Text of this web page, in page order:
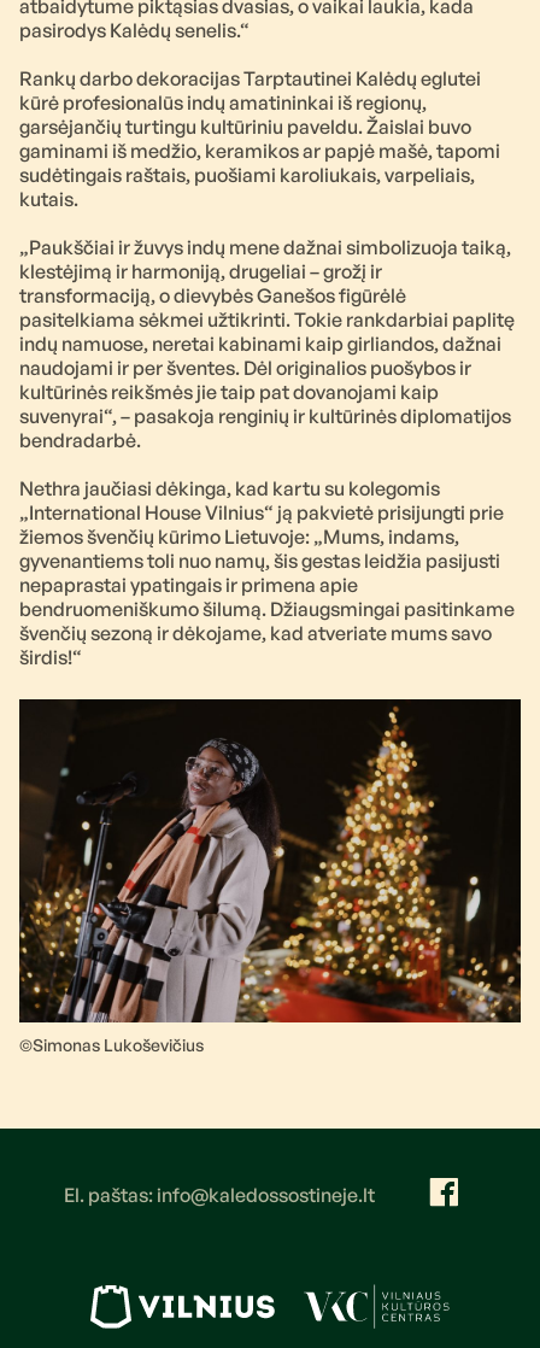
atbaidytume piktąsias dvasias, o vaikai laukia, kada
pasirodys Kalėdų senelis.“
Rankų darbo dekoracijas Tarptautinei Kalėdų eglutei
kūrė profesionalūs indų amatininkai iš regionų,
garsėjančių turtingu kultūriniu paveldu. Žaislai buvo
gaminami iš medžio, keramikos ar papjė mašė, tapomi
sudėtingais raštais, puošiami karoliukais, varpeliais,
kutais.
„Paukščiai ir žuvys indų mene dažnai simbolizuoja taiką,
klestėjimą ir harmoniją, drugeliai – grožį ir
transformaciją, o dievybės Ganešos figūrėlė
pasitelkiama sėkmei užtikrinti. Tokie rankdarbiai paplitę
indų namuose, neretai kabinami kaip girliandos, dažnai
naudojami ir per šventes. Dėl originalios puošybos ir
kultūrinės reikšmės jie taip pat dovanojami kaip
suvenyrai“, – pasakoja renginių ir kultūrinės diplomatijos
bendradarbė.
Nethra jaučiasi dėkinga, kad kartu su kolegomis
„International House Vilnius“ ją pakvietė prisijungti prie
žiemos švenčių kūrimo Lietuvoje: „Mums, indams,
gyvenantiems toli nuo namų, šis gestas leidžia pasijusti
nepaprastai ypatingais ir primena apie
bendruomeniškumo šilumą. Džiaugsmingai pasitinkame
švenčių sezoną ir dėkojame, kad atveriate mums savo
širdis!“
©Simonas Lukoševičius
El. paštas: info@kaledossostineje.lt